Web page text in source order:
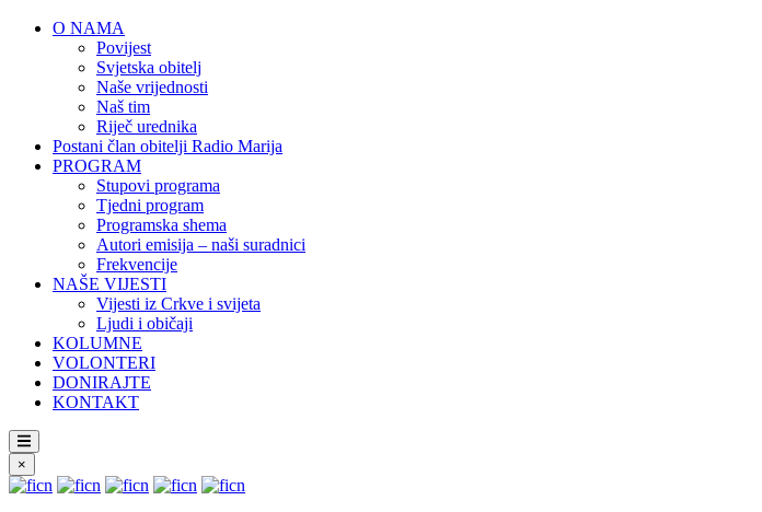
O NAMA
Povijest
Svjetska obitelj
Naše vrijednosti
Naš tim
Riječ urednika
Postani član obitelji Radio Marija
PROGRAM
Stupovi programa
Tjedni program
Programska shema
Autori emisija – naši suradnici
Frekvencije
NAŠE VIJESTI
Vijesti iz Crkve i svijeta
Ljudi i običaji
KOLUMNE
VOLONTERI
DONIRAJTE
KONTAKT
×